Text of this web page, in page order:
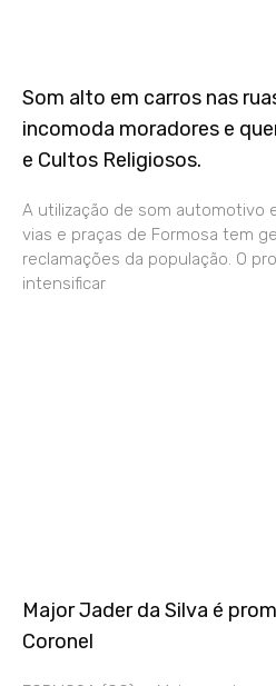
Som alto em carros nas
incomoda moradores e
e Cultos Religiosos.
A utilização de som automotivo
vias e praças de Formosa tem
reclamações da população. O
intensificar
Major Jader da Silva é
Coronel